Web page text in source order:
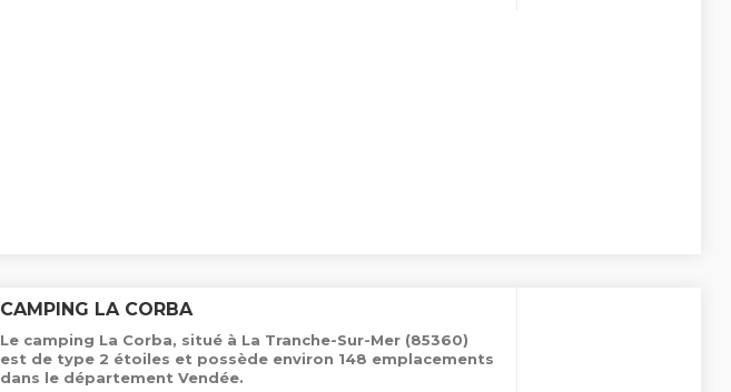
CAMPING LA CORBA
Le camping La Corba, situé à La Tranche-Sur-Mer (85360)
est de type 2 étoiles et possède environ 148 emplacements
dans le département Vendée.